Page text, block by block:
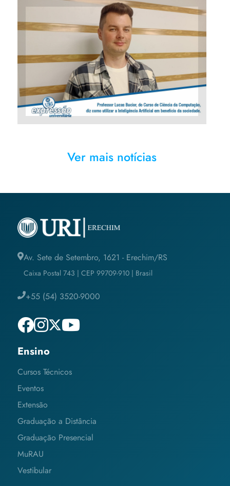
Professor Lucas Bucior, do
Curso De Ciência da
Computação, diz como utilizar
a Inteligência Artificial em
benefício da Sociedade
Ver mais notícias
Av. Sete de Setembro, 1621 - Erechim/RS
Caixa Postal 743 | CEP 99709-910 | Brasil
+55 (54) 3520-9000
Ensino
Cursos Técnicos
Eventos
Extensão
Graduação a Distância
Graduação Presencial
MuRAU
Vestibular